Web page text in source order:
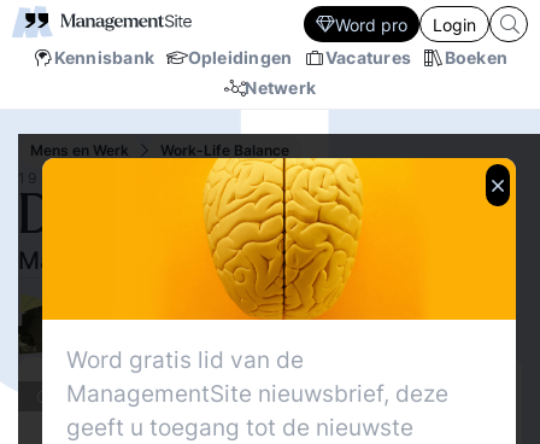
Kennisbank Opleidingen Vacatures
Boeken
Netwerk
Word pro Login
Mens en Werk
Work-Life Balance
19 OKT.‘06
De onzin van Coaching
Maak als manager eerst uw huiswerk
Anneke Walraven
10889
4
Columns
Word gratis lid van de
ManagementSite nieuwsbrief, deze
geeft u toegang tot de nieuwste